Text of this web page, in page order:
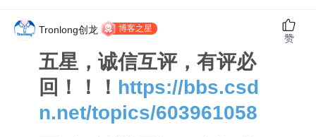
Tronlong创龙 博客之星
五星，诚信互评，有评必
回！！！ https://bbs.csd
n.net/topics/603961058
赞